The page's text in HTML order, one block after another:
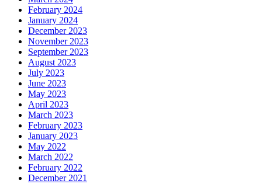
February 2024
January 2024
December 2023
November 2023
September 2023
August 2023
July 2023
June 2023
May 2023
April 2023
March 2023
February 2023
January 2023
May 2022
March 2022
February 2022
December 2021